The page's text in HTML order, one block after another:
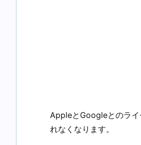
AppleとGoogleとのライ
れなくなります。